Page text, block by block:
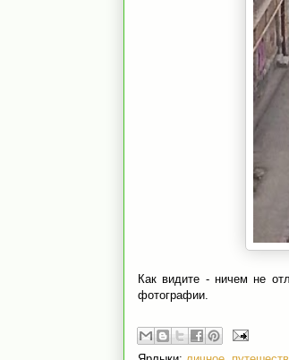
Как видите - ничем не
фотографии.